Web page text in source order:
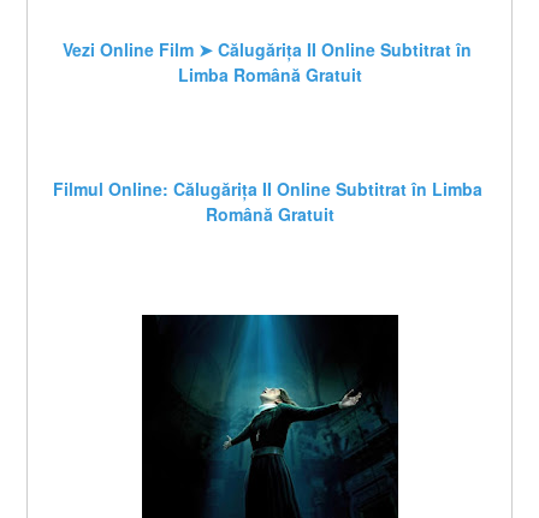
Vezi Online Film ➤ Călugărița II Online Subtitrat în
Limba Română Gratuit
Filmul Online: Călugărița II Online Subtitrat în Limba
Română Gratuit